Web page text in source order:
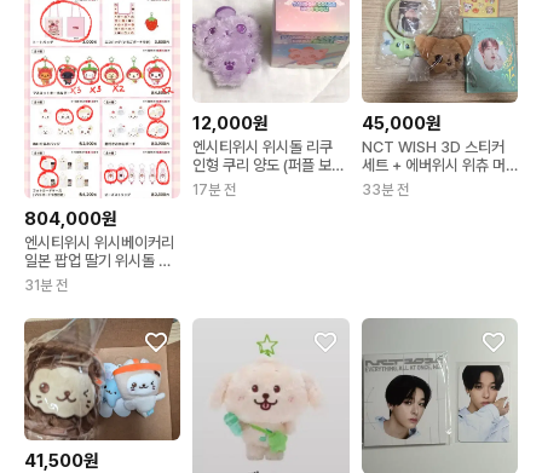
804,000원
엔시티위시 위시베이커리
일본 팝업 딸기 위시돌 버
블냥 댕트리버 팡이 쿠리
31분 전
12,000원
엔시티위시 위시돌 리쿠
인형 쿠리 양도 (퍼플 보라
색)
17분 전
45,000원
NCT WISH 3D 스티커
세트 + 에버위시 위츄 머
리띠 + 베이커리 위시돌
팡이 + 위시북 사쿠야
33분 전
41,500원